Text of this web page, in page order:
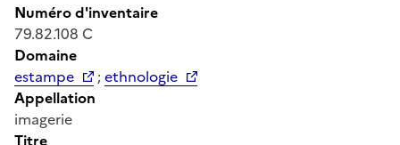
Numéro d'inventaire
79.82.108 C
Domaine
estampe
;ethnologie
Appellation
imagerie
Titre